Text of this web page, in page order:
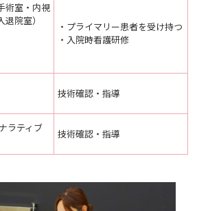
術室・内視
院室）
・プライマリー患者を受け持つ
・入院時看護研修
技術確認・指導
ラティブ
技術確認・指導